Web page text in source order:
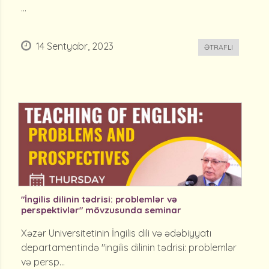
...
14 Sentyabr, 2023 ƏTRAFLI
"İngilis dilinin tədrisi: problemlər və
perspektivlər" mövzusunda seminar
Xəzər Universitetinin İngilis dili və ədəbiyyatı
departamentində "ingilis dilinin tədrisi: problemlər
və persp...